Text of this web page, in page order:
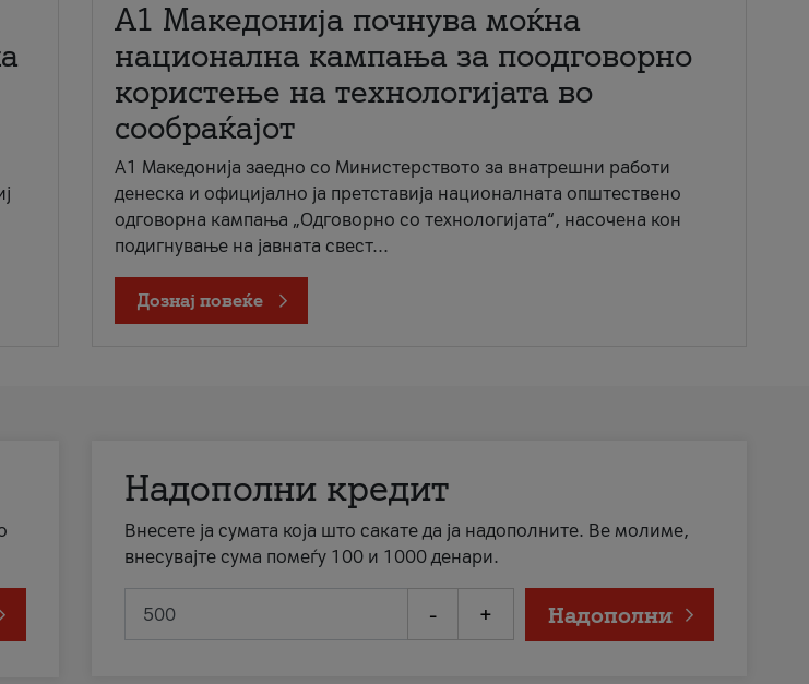
A1 Македонија почнува моќна
национална кампања за поодговорно
користење на технологијата во
сообраќајот
A1 Македонија заедно со Министерството за внатрешни работи
денеска и официјално ја претставија националната општествено
одговорна кампања „Одговорно со технологијата“, насочена кон
подигнување на јавната свест...
Дознај повеќе
Надополни кредит
Внесете ја сумата која што сакате да ја надополните. Ве молиме,
внесувајте сума помеѓу 100 и 1000 денари.
- + Надополни